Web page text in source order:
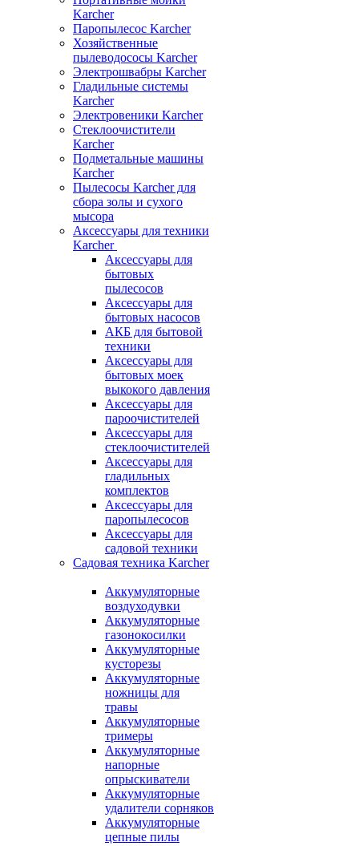
Karcher
Паропылесос Karcher
Хозяйственные
пылеводососы Karcher
Электрошвабры Karcher
Гладильные системы
Karcher
Электровеники Karcher
Стеклоочистители
Karcher
Подметальные машины
Karcher
Пылесосы Karcher для
сбора золы и сухого
мысора
Аксессуары для техники
Karcher
Аксессуары для
бытовых
пылесосов
Аксессуары для
бытовых насосов
АКБ для бытовой
техники
Аксессуары для
бытовых моек
выкокого давления
Аксессуары для
пароочистителей
Аксессуары для
стеклоочистителей
Аксессуары для
гладильных
комплектов
Аксессуары для
паропылесосов
Аксессуары для
садовой техники
Садовая техника Karcher
Аккумуляторные
воздуходувки
Аккумуляторные
газонокосилки
Аккумуляторные
кусторезы
Аккумуляторные
ножницы для
травы
Аккумуляторные
тримеры
Аккумуляторные
напорные
опрыскиватели
Аккумуляторные
удалители сорняков
Аккумуляторные
цепные пилы